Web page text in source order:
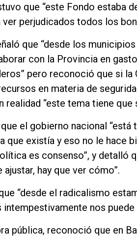
que “este Fondo estaba
perjudicados todos los
que “desde los
con la Provincia en
pero reconoció que si la
en materia de
realidad “este tema tiene
el gobierno nacional “está
que existía y eso no le hace
es consenso”, y detalló
hay que ver cómo”.
“desde el radicalismo
intempestivamente nos
pública, reconoció que en